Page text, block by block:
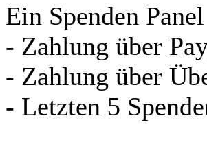
Ein Spenden Panel
- Zahlung über
- Zahlung über
- Letzten 5